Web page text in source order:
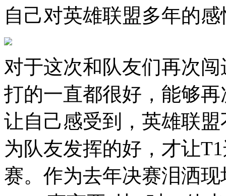
自己对英雄联盟多年的感
对于这次和队友们再次
打的一直都很好，能够
让自己感受到，英雄联
为队友发挥的好，才让
赛。作为去年决赛泪洒